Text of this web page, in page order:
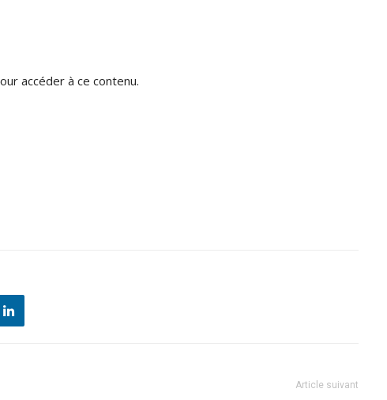
accéder à ce contenu.
Article suivant